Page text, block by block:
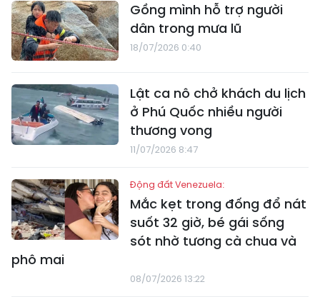
Gồng mình hỗ trợ người
dân trong mưa lũ
18/07/2026 0:40
Lật ca nô chở khách du lịch
ở Phú Quốc nhiều người
thương vong
11/07/2026 8:47
Động đất Venezuela:
Mắc kẹt trong đống đổ nát
suốt 32 giờ, bé gái sống
sót nhờ tương cà chua và
phô mai
08/07/2026 13:22